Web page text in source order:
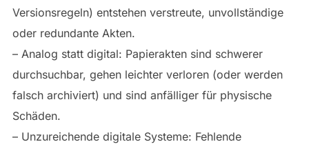
Versionsregeln) entstehen verstreute, unvollständige
oder redundante Akten.
– Analog statt digital: Papierakten sind schwerer
durchsuchbar, gehen leichter verloren (oder werden
falsch archiviert) und sind anfälliger für physische
Schäden.
– Unzureichende digitale Systeme: Fehlende